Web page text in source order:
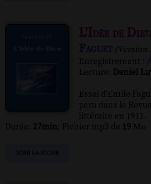
L'Idée de Dieu
Enregistrement :
Lecture: Daniel
Essai d'Emile
paru dans la
littéraire en 1911.
Durée: 27min; Fichier mp3 de 19 Mo